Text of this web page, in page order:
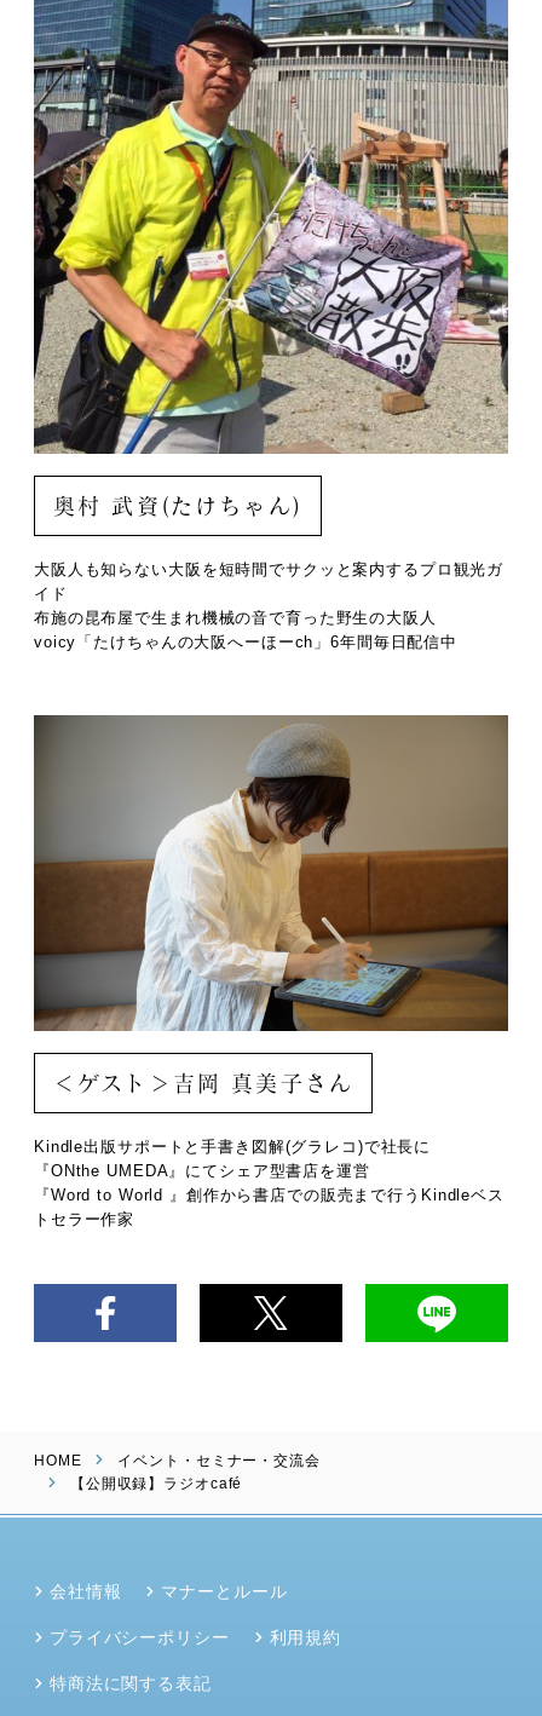
奥村 武資(たけちゃん)
大阪人も知らない大阪を短時間でサクッと案内するプロ観光ガ
イド
布施の昆布屋で生まれ機械の音で育った野生の大阪人
voicy「たけちゃんの大阪へーほーch」6年間毎日配信中
＜ゲスト＞吉岡 真美子さん
Kindle出版サポートと手書き図解(グラレコ)で社長に
『ONthe UMEDA』にてシェア型書店を運営
『Word to World 』創作から書店での販売まで行うKindleベス
トセラー作家
HOME
イベント・セミナー・交流会
【公開収録】ラジオcafé
会社情報 マナーとルール
プライバシーポリシー 利用規約
特商法に関する表記